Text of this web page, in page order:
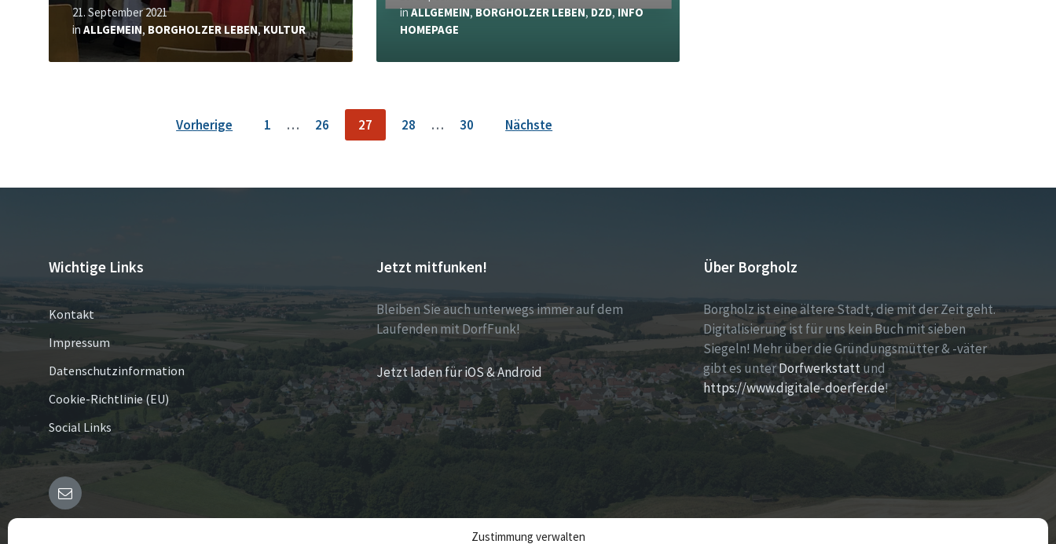
Zustimmung verwalten
21. September 2021
in ALLGEMEIN, BORGHOLZER LEBEN,KULTUR
inALLGEMEIN,BORGHOLZER LEBEN,DZD,INFO
HOMEPAGE
Seitennummerierung
Beiträge
Vorherige 1 … 26 27 28 … 30 Nächste
Wichtige Links
Kontakt
Impressum
Datenschutzinformation
Cookie-Richtlinie (EU)
Social Links
Jetzt mitfunken!
Bleiben Sie auch unterwegs immer auf dem
Laufenden mit DorfFunk!
Jetzt laden für iOS & Android
Über Borgholz
Borgholz ist eine ältere Stadt, die mit der Zeit geht.
Digitalisierung ist für uns kein Buch mit sieben
Siegeln! Mehr über die Gründungsmütter & -väter
gibt es unterDorfwerkstattund
https://www.digitale-doerfer.de!
E-